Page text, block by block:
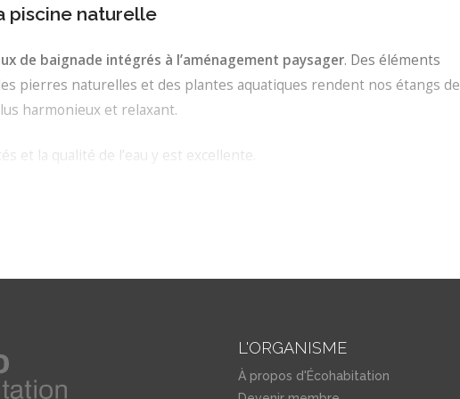
piscine naturelle
de baignade intégrés à l’aménagement paysager. Des éléments
pierres naturelles et des plantes aquatiques rendent nos étangs de
harmonieux et relaxant.
et la qualité de l’eau y est excellente.
L'ORGANISME
À propos d'Écohabitation